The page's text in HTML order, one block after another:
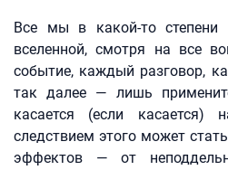
Все мы в какой-то степени
вселенной, смотря на все
событие, каждый разговор,
так далее — лишь
касается (если
следствием этого может
эффектов — от